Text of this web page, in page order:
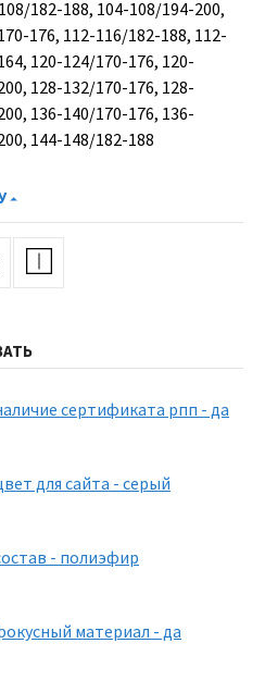
182-188, 104-108/194-200,
176, 112-116/182-188, 112-
120-124/170-176, 120-
128-132/170-176, 128-
136-140/170-176, 136-
144-148/182-188
сертификата рпп - да
для сайта - серый
- полиэфир
материал - да